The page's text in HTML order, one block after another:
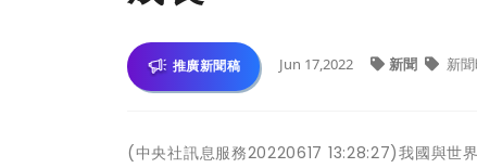
推廣新聞稿 Jun 17,2022 新聞 新
(中央社訊息服務20220617 13:28:27)我國與世